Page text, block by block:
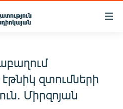
զտումների
Միրզոյան